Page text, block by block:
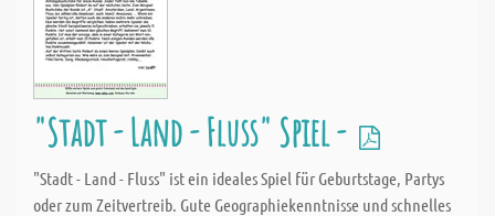
"Stadt - Land - Fluss" Spiel -
"Stadt - Land - Fluss" ist ein ideales Spiel für Geburtstage, Partys
oder zum Zeitvertreib. Gute Geographiekenntnisse und schnelles